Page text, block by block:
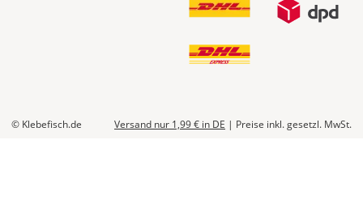
© Klebefisch.de Versand nur 1,99 € in DE | Preise inkl. gesetzl. MwSt.